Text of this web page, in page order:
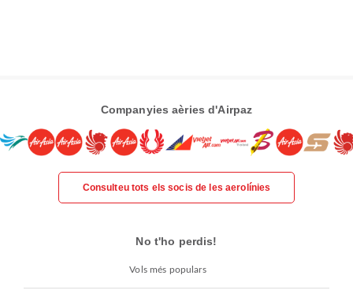
Companyies aèries d'Airpaz
Consulteu tots els socis de les aerolínies
No t'ho perdis!
Vols més populars